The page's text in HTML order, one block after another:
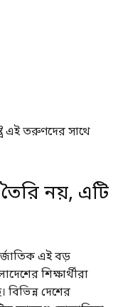
এই তরুণদের সাথে
নয়, এটি
এই বড়
শিক্ষার্থীরা
দেশের